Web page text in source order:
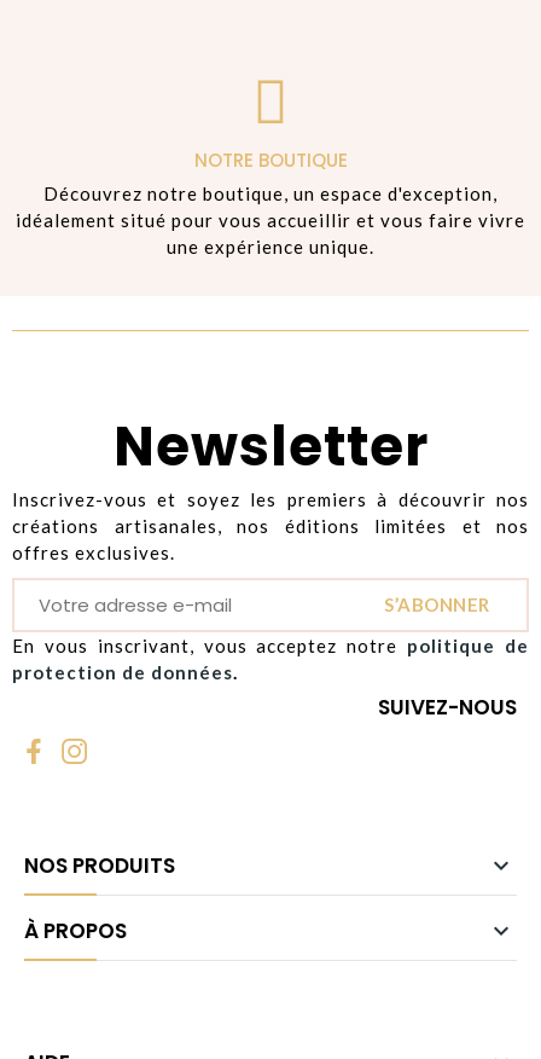
NOTRE BOUTIQUE
Découvrez notre boutique, un espace d'exception,
idéalement situé pour vous accueillir et vous faire vivre
une expérience unique.
Newsletter
Inscrivez-vous et soyez les premiers à découvrir nos
créations artisanales, nos éditions limitées et nos
offres exclusives.
S’ABONNER
En vous inscrivant, vous acceptez notre politique de
protection de données.
SUIVEZ-NOUS
NOS PRODUITS 
À PROPOS 